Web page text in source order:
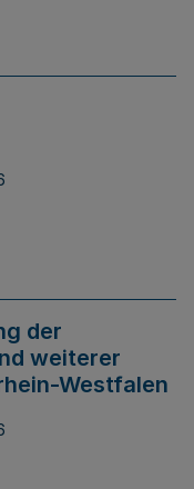
der
weiterer
Westfalen